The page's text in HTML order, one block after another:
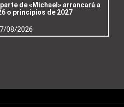
de «Michael» arrancará a
o principios de 2027
08/2026